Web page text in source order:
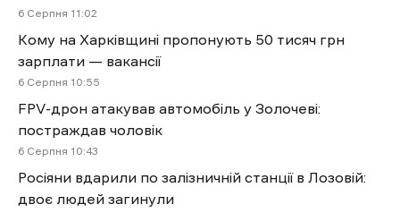
6 Cерпня 11:02
Кому на Харківщині пропонують 50 тисяч грн
зарплати — вакансії
6 Cерпня 10:55
FPV-дрон атакував автомобіль у Золочеві:
постраждав чоловік
6 Cерпня 10:43
Росіяни вдарили по залізничній станції в Лозовій:
двоє людей загинули